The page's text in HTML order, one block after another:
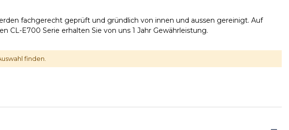
fachgerecht geprüft und gründlich von innen und aussen gereinigt. Auf
CL-E700 Serie erhalten Sie von uns 1 Jahr Gewährleistung.
finden.